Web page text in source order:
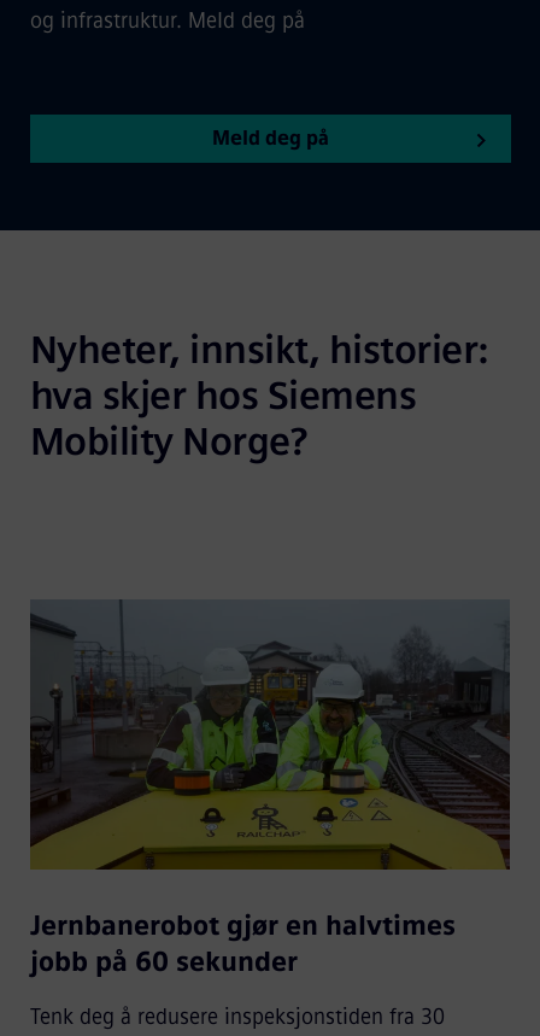
og infrastruktur. Meld deg på
Meld deg på
Nyheter, innsikt, historier:
hva skjer hos Siemens
Mobility Norge?
Jernbanerobot gjør en halvtimes
jobb på 60 sekunder
Tenk deg å redusere inspeksjonstiden fra 30